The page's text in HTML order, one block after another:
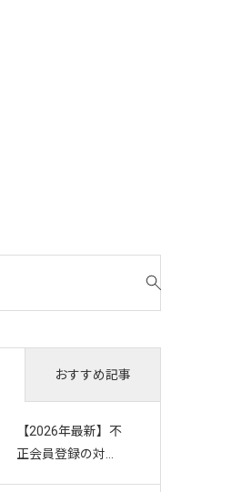
おすすめ記事
【2026年最新】不
正会員登録の対策